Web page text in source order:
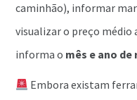
caminhão), informar
visualizar o preço
informa o mês e ano
Embora existam